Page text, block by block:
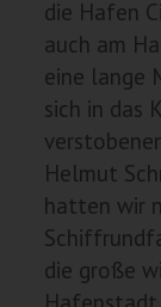
die Hafen
auch am
eine lange
sich in das
Helmut
hatten wir
die große